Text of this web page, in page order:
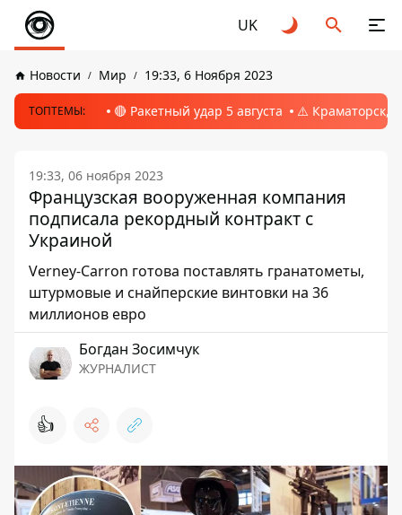
UK
Новости Мир 19:33, 6 Ноября 2023
ТОПТЕМЫ: 🔴 Ракетный удар 5 августа ⚠️ Краматорск,
19:33, 06 ноября 2023
Французская вооруженная компания
подписала рекордный контракт с
Украиной
Verney-Carron готова поставлять гранатометы,
штурмовые и снайперские винтовки на 36
миллионов евро
Богдан Зосимчук
ЖУРНАЛИСТ
👍